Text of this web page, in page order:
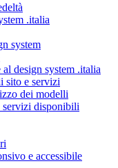
.italia
system
design system .italia
sito e servizi
dei modelli
disponibili
e accessibile